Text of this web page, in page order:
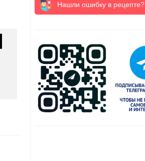
Нашли ошибку в рецепте?